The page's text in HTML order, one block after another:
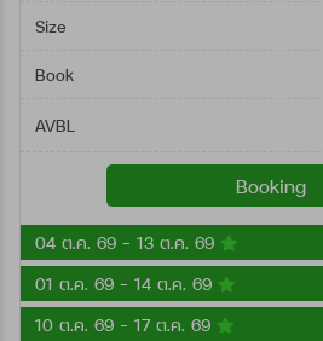
Size
Book
AVBL
Booking
04 ต.ค. 69 - 13 ต.ค. 69
01 ต.ค. 69 - 14 ต.ค. 69
10 ต.ค. 69 - 17 ต.ค. 69